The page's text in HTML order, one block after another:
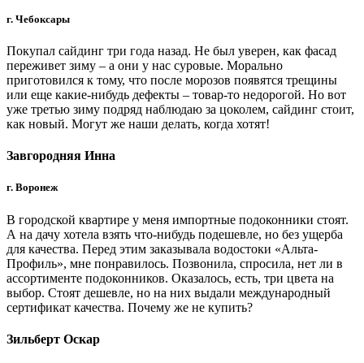
г. Чебоксары
Покупал сайдинг три года назад. Не был уверен, как фасад
переживет зиму – а они у нас суровые. Морально
приготовился к тому, что после морозов появятся трещины
или еще какие-нибудь дефекты – товар-то недорогой. Но вот
уже третью зиму подряд наблюдаю за цоколем, сайдинг стоит,
как новый. Могут же наши делать, когда хотят!
Завгородняя Инна
г. Воронеж
В городской квартире у меня импортные подоконники стоят.
А на дачу хотела взять что-нибудь подешевле, но без ущерба
для качества. Перед этим заказывала водостоки «Альта-
Профиль», мне понравилось. Позвонила, спросила, нет ли в
ассортименте подоконников. Оказалось, есть, три цвета на
выбор. Стоят дешевле, но на них выдали международный
сертификат качества. Почему же не купить?
Зильберт Оскар